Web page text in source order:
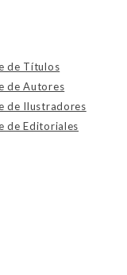
de Títulos
de Autores
de Ilustradores
de Editoriales